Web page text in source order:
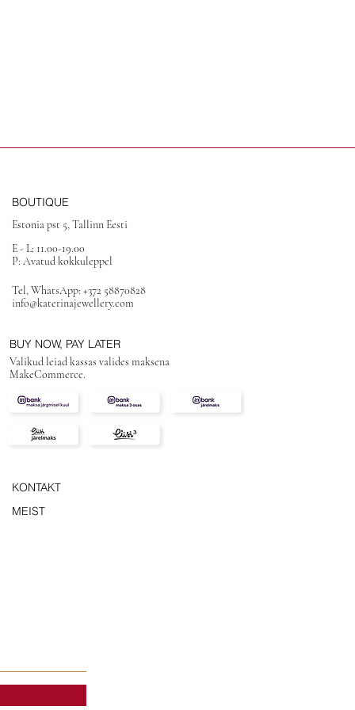
BOUTIQUE
Estonia pst 5, Tallinn Eesti
E - L: 11.00-19.00
P: Avatud kokkuleppel
Tel, WhatsApp: +372 58870828
info@katerinajewellery.com
BUY NOW, PAY LATER
Valikud leiad kassas valides maksena
MakeCommerce.
KONTAKT
MEIST